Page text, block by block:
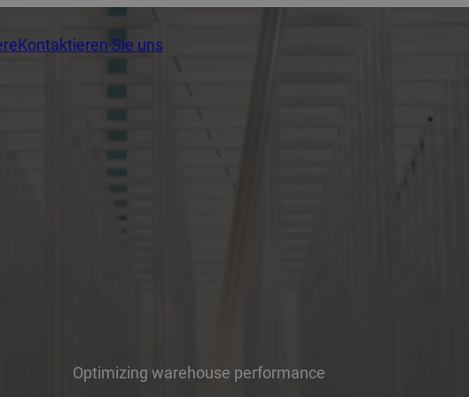
Kontaktieren Sie uns
Optimizing warehouse performance